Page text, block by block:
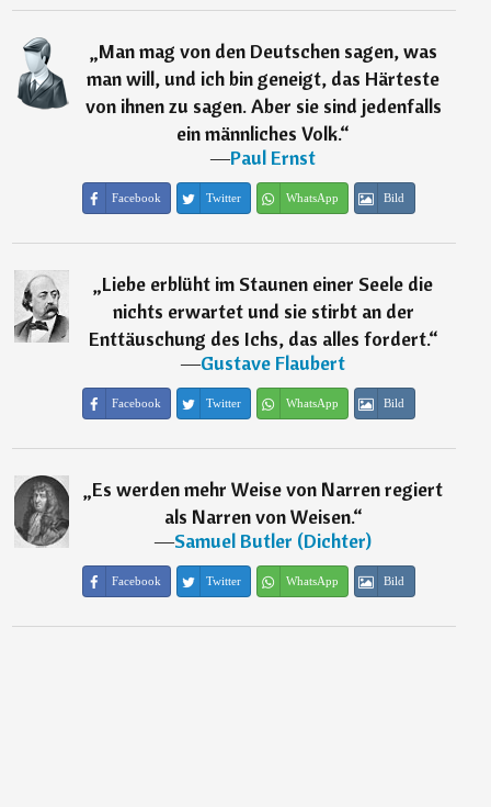
„Man mag von den Deutschen sagen, was
man will, und ich bin geneigt, das Härteste
von ihnen zu sagen. Aber sie sind jedenfalls
ein männliches Volk.“
―Paul Ernst
Facebook Twitter WhatsApp Bild
„Liebe erblüht im Staunen einer Seele die
nichts erwartet und sie stirbt an der
Enttäuschung des Ichs, das alles fordert.“
―Gustave Flaubert
Facebook Twitter WhatsApp Bild
„Es werden mehr Weise von Narren regiert
als Narren von Weisen.“
―Samuel Butler (Dichter)
Facebook Twitter WhatsApp Bild